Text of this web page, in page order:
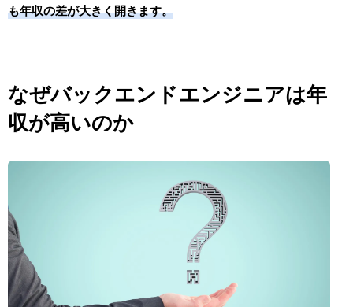
も年収の差が大きく開きます。
なぜバックエンドエンジニアは年
収が高いのか